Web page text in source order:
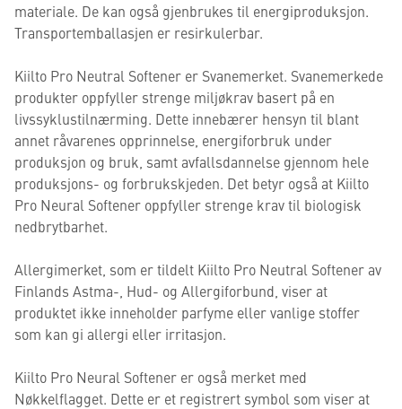
materiale. De kan også gjenbrukes til energiproduksjon.
Transportemballasjen er resirkulerbar.
Kiilto Pro Neutral Softener er Svanemerket. Svanemerkede
produkter oppfyller strenge miljøkrav basert på en
livssyklustilnærming. Dette innebærer hensyn til blant
annet råvarenes opprinnelse, energiforbruk under
produksjon og bruk, samt avfallsdannelse gjennom hele
produksjons- og forbrukskjeden. Det betyr også at Kiilto
Pro Neural Softener oppfyller strenge krav til biologisk
nedbrytbarhet.
Allergimerket, som er tildelt Kiilto Pro Neutral Softener av
Finlands Astma-, Hud- og Allergiforbund, viser at
produktet ikke inneholder parfyme eller vanlige stoffer
som kan gi allergi eller irritasjon.
Kiilto Pro Neural Softener er også merket med
Nøkkelflagget. Dette er et registrert symbol som viser at